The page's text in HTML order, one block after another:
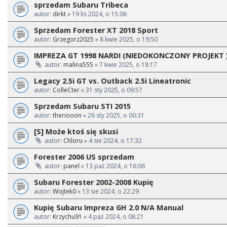
sprzedam Subaru Tribeca
autor: dirkt» 19 lis 2024, o 15:06
Sprzedam Forester XT 2018 Sport
autor: Grzegorz2025 » 8 kwie 2025, o 19:50
IMPREZA GT 1998 NARDI (NIEDOKONCZONY PROJEKT
autor: malina555 » 7 kwie 2025, o 18:17
Legacy 2.5i GT vs. Outback 2.5i Lineatronic
autor: ColleCter» 31 sty 2025, o 09:57
Sprzedam Subaru STI 2015
autor: theriooon » 26 sty 2025, o 00:31
[S] Może ktoś się skusi
autor: Chloru » 4 sie 2024, o 17:32
Forester 2006 US sprzedam
autor: panel » 13 paź 2024, o 16:06
Subaru Forester 2002-2008 Kupię
autor: Wojtek0» 13 sie 2024, o 22:29
Kupię Subaru Impreza GH 2.0 N/A Manual
autor: Krzychu91 » 4 paź 2024, o 08:21